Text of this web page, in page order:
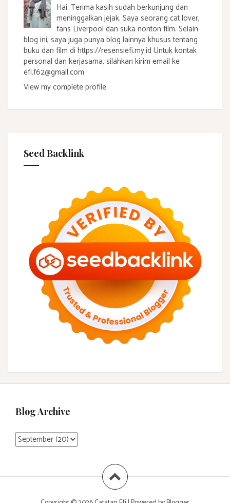
Hai. Terima kasih sudah berkunjung dan
meninggalkan jejak. Saya seorang cat lover,
fans Liverpool dan suka nonton film. Selain
blog ini, saya juga punya blog lainnya khusus tentang
buku dan film di https://resensiefi.my.id Untuk kontak
personal dan kerjasama, silahkan kirim email ke
efi.f62@gmail.com
View my complete profile
Seed Backlink
Blog Archive